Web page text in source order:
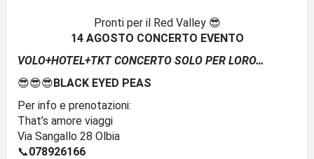
Pronti per il Red Valley 😎
14 AGOSTO CONCERTO EVENTO
VOLO+HOTEL+TKT CONCERTO SOLO PER LORO…
😎😎😎BLACK EYED PEAS
Per info e prenotazioni:
That’s amore viaggi
Via Sangallo 28 Olbia
📞078926166